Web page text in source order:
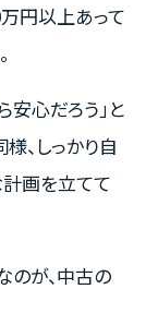
円以上あって
安心だろう」と
、しっかり自
画を立てて
が、中古の